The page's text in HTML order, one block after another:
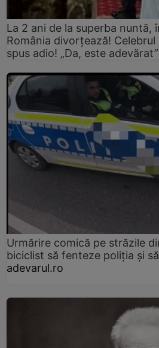
La 2 ani de la superba nuntă,
România divorțează!
spus adio! „Da, este adevărat”
Urmărire comică pe străzile
biciclist să fenteze poliția și
adevarul.ro